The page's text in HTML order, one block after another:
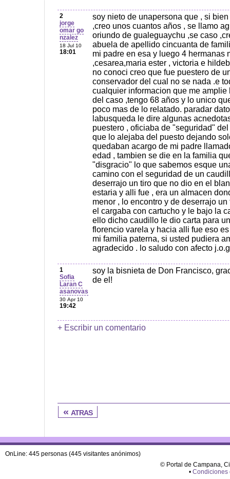
2
jorge
omar go
nzalez
18 Jul 10
18:01
soy nieto de unapersona que , si
,creo unos cuantos años , se llamo
oriundo de gualeguaychu ,se caso
abuela de apellido cincuanta de
mi padre en esa y luego 4 hermanas
,cesarea,maria ester , victoria e
no conoci creo que fue puestero de
conservador del cual no se nada .e
cualquier informacion que me
del caso ,tengo 68 años y lo unico
poco mas de lo relatado. paradar
labusqueda le dire algunas
puestero , oficiaba de "seguridad"
que lo alejaba del puesto dejando
quedaban acargo de mi padre
edad , tambien se die en la familia
"disgracio" lo que sabemos esque
camino con el seguridad de un
deserrajo un tiro que no dio en el
estaria y alli fue , era un almacen
menor , lo encontro y de deserrajo
el cargaba con cartucho y le bajo la
ello dicho caudillo le dio carta para
florencio varela y hacia alli fue eso
mi familia paterna, si usted pudiera
agradecido . lo saludo con afecto
1
Sofia
Laran C
asanovas
30 Apr 10
19:42
soy la bisnieta de Don Francisco,
de el!
+ Escribir un comentario
« atras
OnLine: 445 personas (445 visitantes anónimos)
© Portal de Campana,
• Condiciones